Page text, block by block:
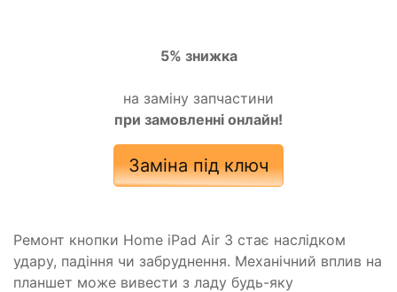
5% знижка
на заміну запчастини
при замовленні онлайн!
Заміна під ключ
Ремонт кнопки Home iPad Air 3 стає наслідком
удару, падіння чи забруднення. Механічний вплив на
планшет може вивести з ладу будь-яку